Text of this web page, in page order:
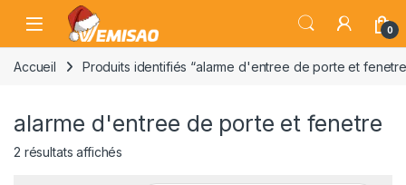
Skip to navigation
Skip to content
Open 0
Accueil Produits identifiés “alarme d'entree de porte et
alarme d'entree de porte et fenetre
2 résultats affichés